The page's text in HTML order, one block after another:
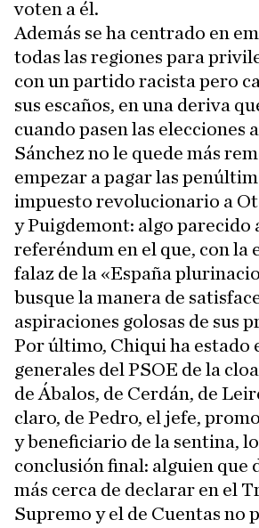
voten a él.
Además se ha centrado en
todas las regiones para
con un partido racista pero
sus escaños, en una deriva
cuando pasen las elecciones
Sánchez no le quede más
empezar a pagar las
impuesto revolucionario a
y Puigdemont: algo parecido
referéndum en el que, con la
falaz de la «España
busque la manera de
aspiraciones golosas de sus
Por último, Chiqui ha estado
generales del PSOE de la
de Ábalos, de Cerdán, de
claro, de Pedro, el jefe,
y beneficiario de la sentina,
conclusión final: alguien que
más cerca de declarar en el
Supremo y el de Cuentas no